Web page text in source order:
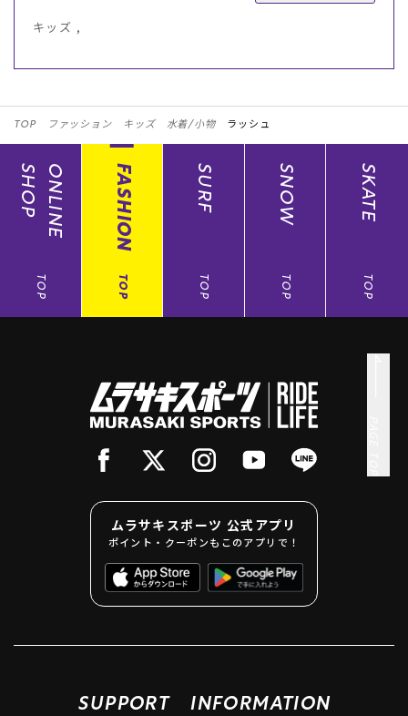
キッズ ,
TOP ファッション キッズ 水着/小物 ラッシュ
ONLINE
SHOP
TOP
FASHION
TOP
SURF
TOP
SNOW
TOP
SKATE
TOP
ムラサキスポーツ 公式アプリ
ポイント・クーポンもこのアプリで！
SUPPORT INFORMATION